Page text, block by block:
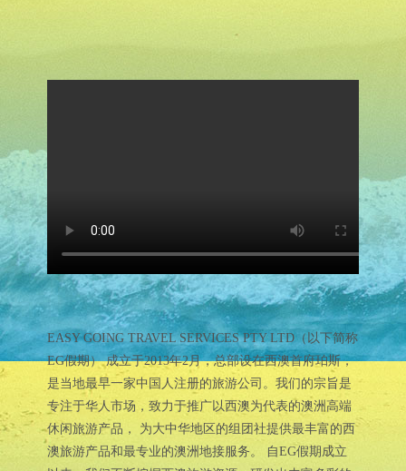
EASY GOING TRAVEL SERVICES PTY LTD（以下简称
EG假期） 成立于2013年2月，总部设在西澳首府珀斯，
是当地最早一家中国人注册的旅游公司。我们的宗旨是
专注于华人市场，致力于推广以西澳为代表的澳洲高端
休闲旅游产品， 为大中华地区的组团社提供最丰富的西
澳旅游产品和最专业的澳洲地接服务。 自EG假期成立